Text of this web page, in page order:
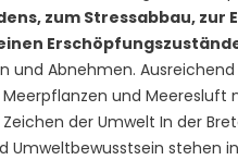
zum Stressabbau, zur
und Abnehmen.
und
der Umwelt In der
Umweltbewusstsein stehen